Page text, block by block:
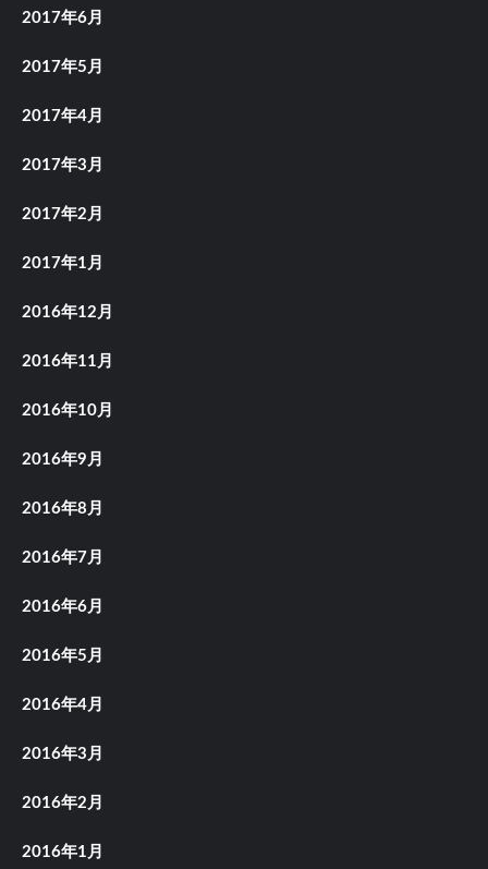
2017年6月
2017年5月
2017年4月
2017年3月
2017年2月
2017年1月
2016年12月
2016年11月
2016年10月
2016年9月
2016年8月
2016年7月
2016年6月
2016年5月
2016年4月
2016年3月
2016年2月
2016年1月